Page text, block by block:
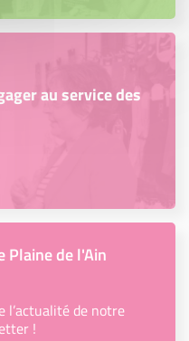
au service des
Plaine de l'Ain
l’actualité de notre
!